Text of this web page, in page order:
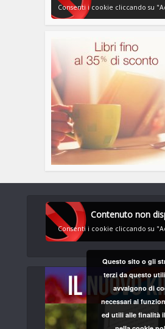
Consenti i cookie cliccando su
Contenuto non
Consenti i cookie cliccando su
Questo sito o gli
terzi da questo
avvalgono di
necessari al
ed utili alle finalità